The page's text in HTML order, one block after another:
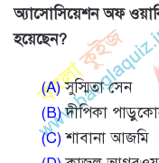
অ্যাসোসিয়েশন অফ
হয়েছেন?
(A)সুস্মিতা সেন
(B)দীপিকা
(C)শাবানা আজমি